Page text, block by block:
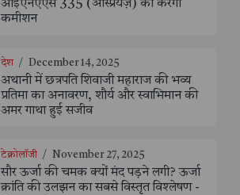
आईएनएएस 335 (ओस्प्रेयज़) का करेगी
कमीशन
देश / December 14, 2025
अथानी में छत्रपति शिवाजी महाराज की भव्य
प्रतिमा का अनावरण, शौर्य और स्वाभिमान की
अमर गाथा हुई सजीव
टेक्नोलॉजी / November 27, 2025
सौर ऊर्जा की चमक क्यों मंद पड़ने लगी? ऊर्जा
क्रांति की उलझन का सबसे विस्तृत विश्लेषण -